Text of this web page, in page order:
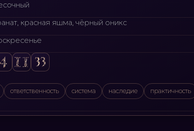
красная яшма, чёрный оникс
ответственность система наследие практичность